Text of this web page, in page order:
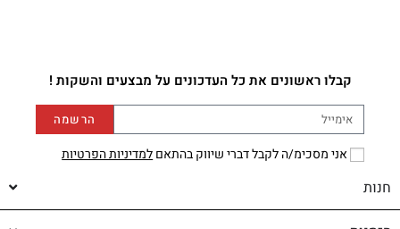
קבלו ראשונים את כל העדכונים על מבצעים והשקות !
אני מסכימ/ה לקבל דברי שיווק בהתאםלמדיניות הפרטיות
הרשמה
חנות